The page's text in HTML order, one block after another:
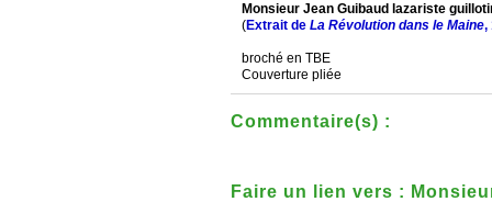
Monsieur Jean Guibaud lazariste
(Extrait de La Révolution dans le Maine,
broché en TBE
Couverture pliée
Commentaire(s) :
Faire un lien vers :